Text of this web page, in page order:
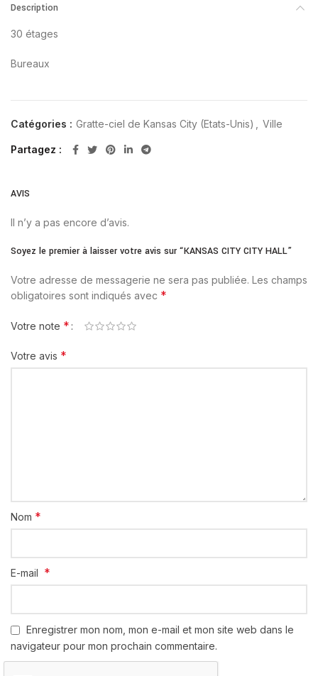
Description
30 étages
Bureaux
Catégories : Gratte-ciel de Kansas City (Etats-Unis) Ville
Partagez
AVIS
Il n’y a pas encore d’avis.
Soyez le premier à laisser votre avis sur “KANSAS CITY CITY HALL”
Votre adresse de messagerie ne sera pas publiée. Les champs
obligatoires sont indiqués avec *
Votre note *
Votre avis *
Nom *
E-mail *
Enregistrer mon nom, mon e-mail et mon site web dans le
navigateur pour mon prochain commentaire.